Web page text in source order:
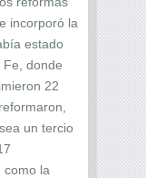
incorporó la
estado
donde
22
un tercio
como la